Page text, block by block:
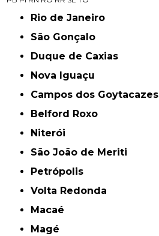
Rio de Janeiro
São Gonçalo
Duque de Caxias
Nova Iguaçu
Campos dos Goytacazes
Belford Roxo
Niterói
São João de Meriti
Petrópolis
Volta Redonda
Macaé
Magé